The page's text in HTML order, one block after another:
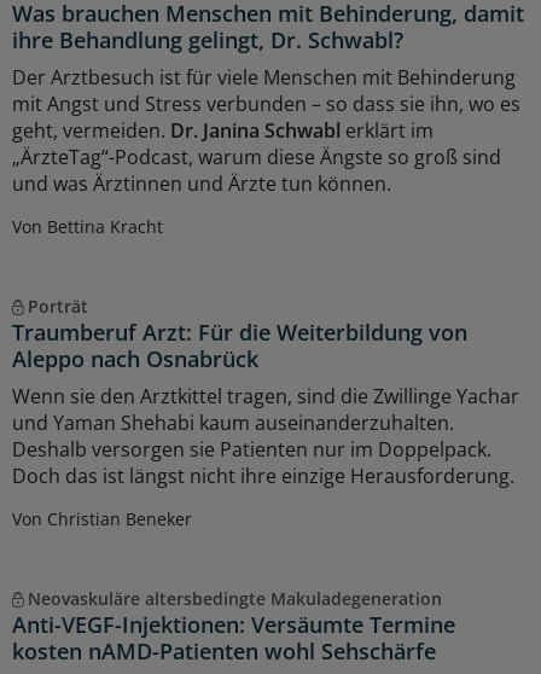
Was brauchen Menschen mit Behinderung, damit
ihre Behandlung gelingt, Dr. Schwabl?
Der Arztbesuch ist für viele Menschen mit Behinderung
mit Angst und Stress verbunden – so dass sie ihn, wo es
geht, vermeiden. Dr. Janina Schwabl erklärt im
„ÄrzteTag“-Podcast, warum diese Ängste so groß sind
und was Ärztinnen und Ärzte tun können.
Von Bettina Kracht
Porträt
Traumberuf Arzt: Für die Weiterbildung von
Aleppo nach Osnabrück
Wenn sie den Arztkittel tragen, sind die Zwillinge Yachar
und Yaman Shehabi kaum auseinanderzuhalten.
Deshalb versorgen sie Patienten nur im Doppelpack.
Doch das ist längst nicht ihre einzige Herausforderung.
Von Christian Beneker
Neovaskuläre altersbedingte Makuladegeneration
Anti-VEGF-Injektionen: Versäumte Termine
kosten nAMD-Patienten wohl Sehschärfe